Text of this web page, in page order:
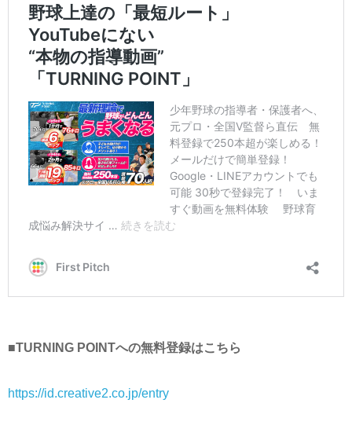
■TURNING POINTへの無料登録はこちら
https://id.creative2.co.jp/entry